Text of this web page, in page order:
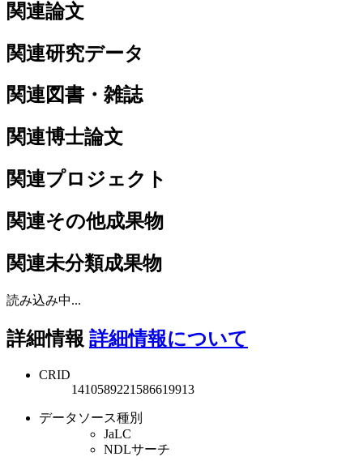
関連論文
関連研究データ
関連図書・雑誌
関連博士論文
関連プロジェクト
関連その他成果物
関連未分類成果物
読み込み中...
詳細情報 詳細情報について
CRID
1410589221586619913
データソース種別
JaLC
NDLサーチ